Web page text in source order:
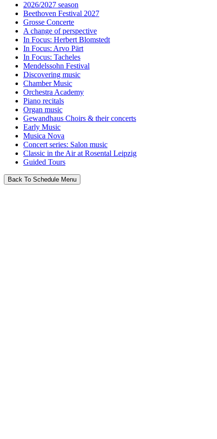
2026/2027 season
Beethoven Festival 2027
Grosse Concerte
A change of perspective
In Focus: Herbert Blomstedt
In Focus: Arvo Pärt
In Focus: Tacheles
Mendelssohn Festival
Discovering music
Chamber Music
Orchestra Academy
Piano recitals
Organ music
Gewandhaus Choirs & their concerts
Early Music
Musica Nova
Concert series: Salon music
Classic in the Air at Rosental Leipzig
Guided Tours
Back To Schedule Menu